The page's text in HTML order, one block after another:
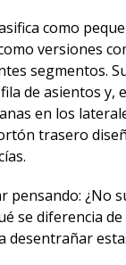
como
versiones
segmentos.
de asientos y,
en los
trasero
pensando: ¿No
se diferencia
desentrañar